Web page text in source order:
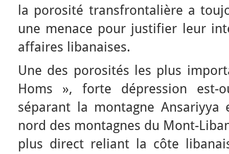
la porosité transfrontalière a
une menace pour justifier leur
affaires libanaises.
Une des porosités les plus
Homs », forte dépression est-
séparant la montagne
nord des montagnes du Mont-
plus direct reliant la côte